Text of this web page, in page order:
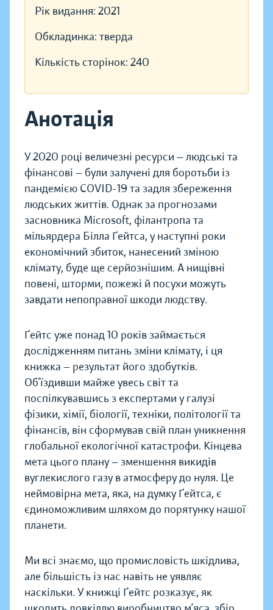
Рік видання: 2021
Обкладинка: тверда
Кількість сторінок: 240
Анотація
У 2020 році величезні ресурси — людські та
фінансові — були залучені для боротьби із
пандемією COVID-19 та задля збереження
людських життів. Однак за прогнозами
засновника Microsoft, філантропа та
мільярдера Білла Ґейтса, у наступні роки
економічний збиток, нанесений зміною
клімату, буде ще серйознішим. А нищівні
повені, шторми, пожежі й посухи можуть
завдати непоправної шкоди людству.
Ґейтс уже понад 10 років займається
дослідженням питань зміни клімату, і ця
книжка — результат його здобутків.
Об’їздивши майже увесь світ та
поспілкувавшись з експертами у галузі
фізики, хімії, біології, техніки, політології та
фінансів, він сформував свій план уникнення
глобальної екологічної катастрофи. Кінцева
мета цього плану — зменшення викидів
вуглекислого газу в атмосферу до нуля. Це
неймовірна мета, яка, на думку Ґейтса, є
єдиноможливим шляхом до порятунку нашої
планети.
Ми всі знаємо, що промисловість шкідлива,
але більшість із нас навіть не уявляє
наскільки. У книжці Ґейтс розказує, як